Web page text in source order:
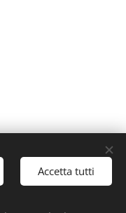
Accetta tutti